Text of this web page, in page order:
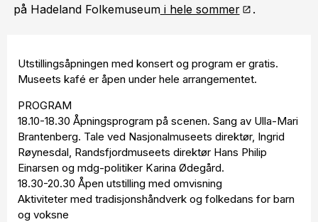
på Hadeland Folkemuseumi hele sommer .
Utstillingsåpningen med konsert og program er gratis.
Museets kafé er åpen under hele arrangementet.
PROGRAM
18.10-18.30 Åpningsprogram på scenen. Sang av Ulla-Mari
Brantenberg. Tale ved Nasjonalmuseets direktør, Ingrid
Røynesdal, Randsfjordmuseets direktør Hans Philip
Einarsen og mdg-politiker Karina Ødegård.
18.30-20.30 Åpen utstilling med omvisning
Aktiviteter med tradisjonshåndverk og folkedans for barn
og voksne